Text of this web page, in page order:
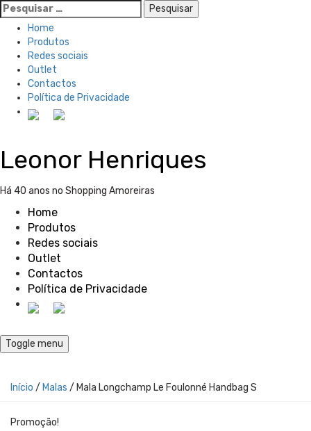
Pesquisar
por:
Home
Produtos
Redes sociais
Outlet
Contactos
Política de Privacidade
Leonor Henriques
Há 40 anos no Shopping Amoreiras
Home
Produtos
Redes sociais
Outlet
Contactos
Política de Privacidade
Toggle menu
Início / Malas / Mala Longchamp Le Foulonné Handbag S
Promoção!